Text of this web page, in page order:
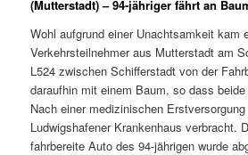
(Mutterstadt) – 94-jähriger fährt an
Wohl aufgrund einer Unachtsamkeit kam
Verkehrsteilnehmer aus Mutterstadt am
L524 zwischen Schifferstadt von der
daraufhin mit einem Baum, so dass
Nach einer medizinischen
Ludwigshafener Krankenhaus verbracht.
fahrbereite Auto des 94-jährigen wurde